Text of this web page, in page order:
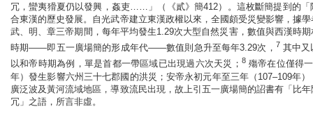
冗，蠻夷猾夏仍以發興，姦吏……」（《貳》簡412）。這枚斷簡提到的「
合東漢的歷史發展。自光武帝建立東漢政權以來，全國頗受災變影響，據
武、明、章三帝期間，每年平均發生1.29次大型自然災害，數值與西漢時
時期——即五一廣場簡的形成年代——數值則急升至每年3.29次， 7 其中又
以和帝時期為例，單是首都一帶區域已出現過六次天災； 8殤帝在位僅得
年）發生影響六州三十七郡國的洪災；安帝永初元年至三年（107–109年
廣泛波及黃河流域地區，導致流民出現，故上引五一廣場簡的詔書有「比
冗」之語，所言非虛。